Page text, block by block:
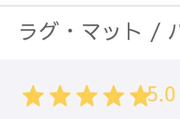
ラグ・マット /
ラグ・マット/
5.0